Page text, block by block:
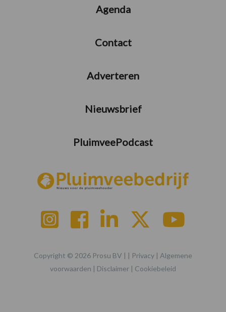
Agenda
Contact
Adverteren
Nieuwsbrief
PluimveePodcast
Copyright © 2026 Prosu BV | | Privacy | Algemene
voorwaarden | Disclaimer | Cookiebeleid